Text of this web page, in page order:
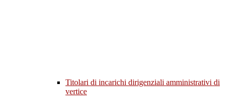
Titolari di incarichi dirigenziali amministrativi di
vertice